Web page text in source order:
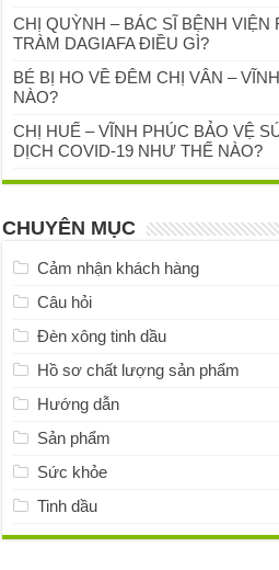
CHỊ QUỲNH – BÁC SĨ BỆNH VIỆN
TRÀM DAGIAFA ĐIỀU GÌ?
BÉ BỊ HO VỀ ĐÊM CHỊ VÂN –
NÀO?
CHỊ HUẾ – VĨNH PHÚC BẢO VỆ
DỊCH COVID-19 NHƯ THẾ NÀO?
CHUYÊN MỤC
Cảm nhận khách hàng
Câu hỏi
Đèn xông tinh dầu
Hồ sơ chất lượng sản phẩm
Hướng dẫn
Sản phẩm
Sức khỏe
Tinh dầu